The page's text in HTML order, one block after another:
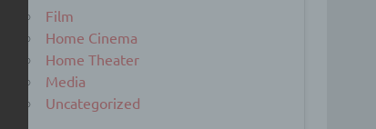
Film
Home Cinema
Home Theater
Media
Uncategorized